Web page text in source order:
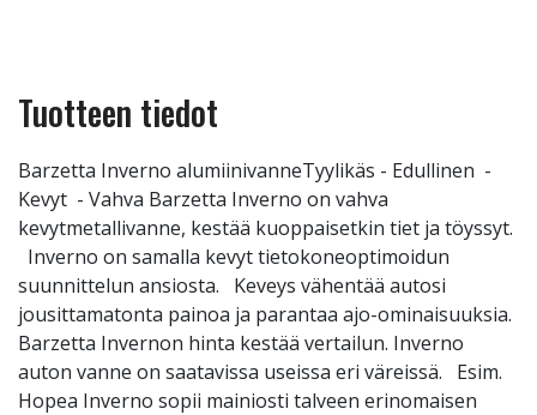
Tuotteen tiedot
Barzetta Inverno alumiinivanneTyylikäs - Edullinen -
Kevyt - Vahva Barzetta Inverno on vahva
kevytmetallivanne, kestää kuoppaisetkin tiet ja töyssyt.
Inverno on samalla kevyt tietokoneoptimoidun
suunnittelun ansiosta. Keveys vähentää autosi
jousittamatonta painoa ja parantaa ajo-ominaisuuksia.
Barzetta Invernon hinta kestää vertailun. Inverno
auton vanne on saatavissa useissa eri väreissä. Esim.
Hopea Inverno sopii mainiosti talveen erinomaisen